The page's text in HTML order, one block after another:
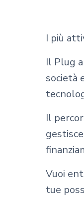
I più
Il Plug
società
Il
Vuoi
tue